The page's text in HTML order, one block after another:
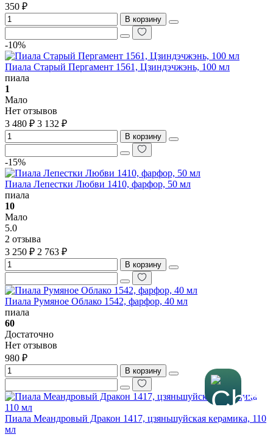
350 ₽
В корзину
-10%
Пиала Старый Пергамент 1561, Цзиндэчжэнь, 100 мл
пиала
1
Мало
Нет отзывов
3 480 ₽ 3 132 ₽
В корзину
-15%
Пиала Лепестки Любви 1410, фарфор, 50 мл
пиала
10
Мало
5.0
2 отзыва
3 250 ₽ 2 763 ₽
В корзину
Пиала Румяное Облако 1542, фарфор, 40 мл
пиала
60
Достаточно
Нет отзывов
980 ₽
В корзину
Пиала Меандровый Дракон 1417, цзяньшуйская керамика, 110
мл